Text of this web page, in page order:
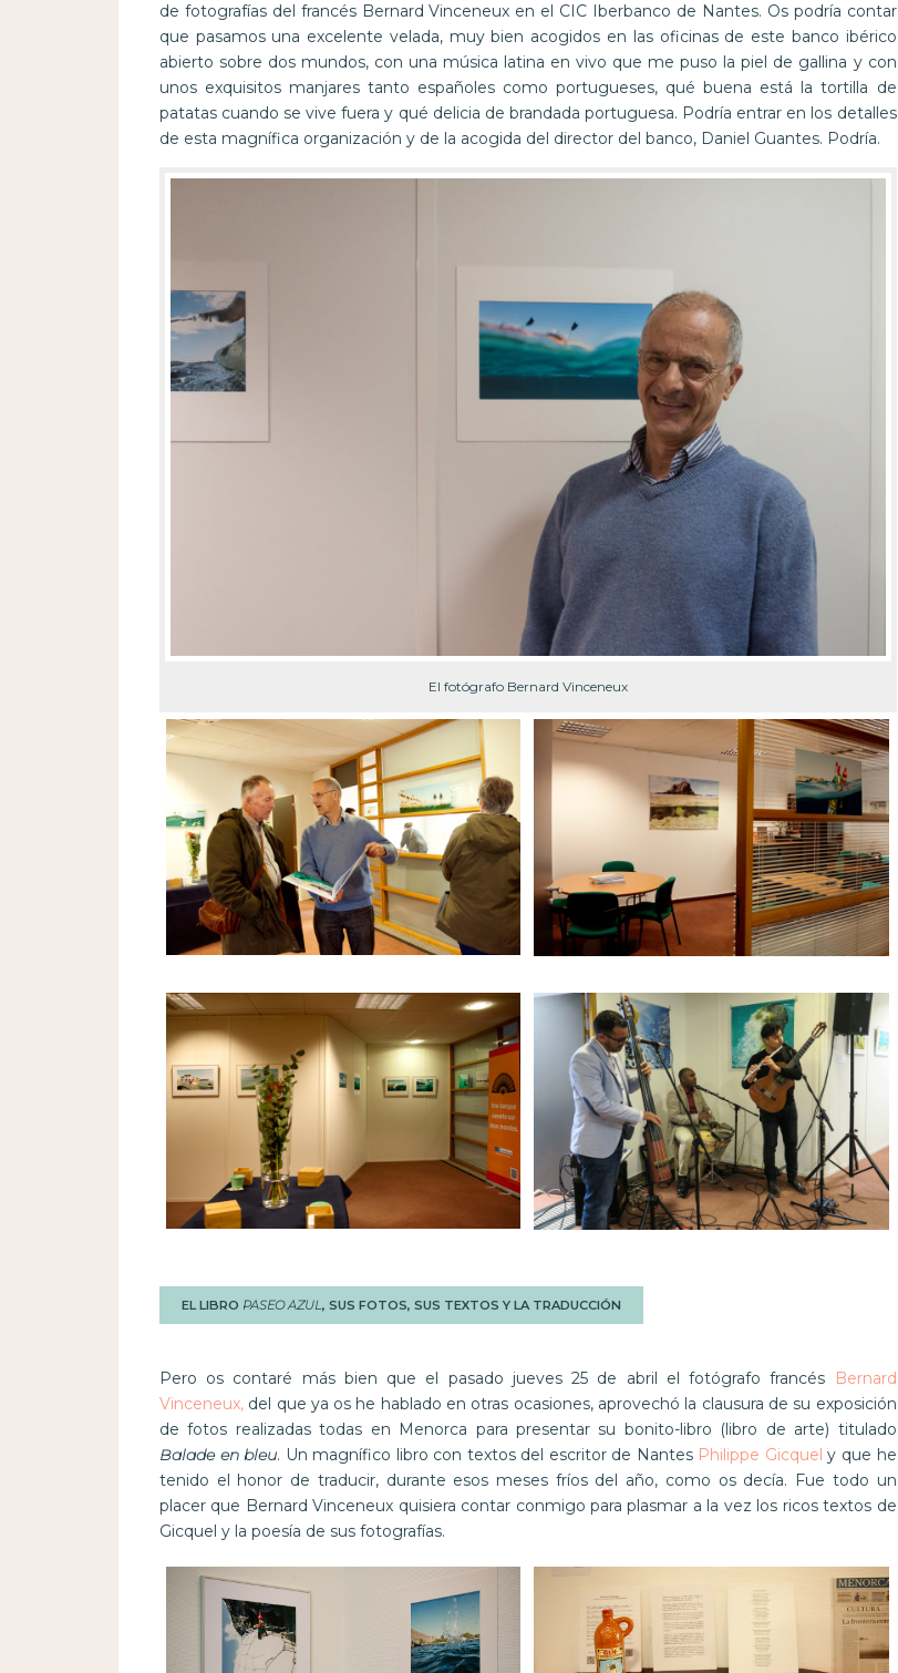
de fotografías del francés Bernard Vinceneux en el CIC Iberbanco de Nantes. Os podría contar
que pasamos una excelente velada, muy bien acogidos en las oficinas de este banco ibérico
abierto sobre dos mundos, con una música latina en vivo que me puso la piel de gallina y con
unos exquisitos manjares tanto españoles como portugueses, qué buena está la tortilla de
patatas cuando se vive fuera y qué delicia de brandada portuguesa. Podría entrar en los detalles
de esta magnífica organización y de la acogida del director del banco, Daniel Guantes. Podría.
El fotógrafo Bernard Vinceneux
EL LIBRO PASEO AZUL, SUS FOTOS, SUS TEXTOS Y LA TRADUCCIÓN
Pero os contaré más bien que el pasado jueves 25 de abril el fotógrafo francés
Bernard
Vinceneux,del que ya os he hablado en otras ocasiones, aprovechó la clausura de su exposición
de fotos realizadas todas en Menorca para presentar su bonito-libro (libro de arte) titulado
Balade en bleu. Un magnífico libro con textos del escritor de Nantes Philippe Gicquel y que he
tenido el honor de traducir, durante esos meses fríos del año, como os decía. Fue todo un
placer que Bernard Vinceneux quisiera contar conmigo para plasmar a la vez los ricos textos de
Gicquel y la poesía de sus fotografías.